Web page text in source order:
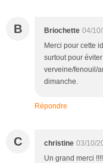
B Briochette 04/
Merci pour cette
surtout pour
verveine/fenouil/
dimanche.
Répondre
C christine 03/10/
Un grand merci